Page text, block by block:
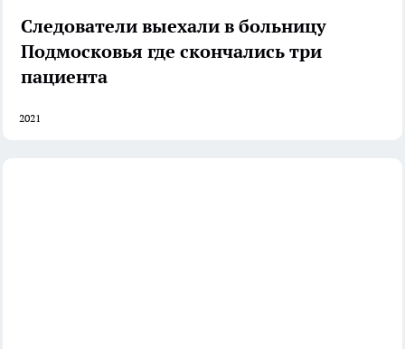
Следователи выехали в больницу
Подмосковья где скончались три
пациента
2021